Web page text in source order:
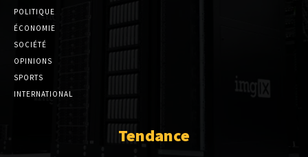
POLITIQUE
ÉCONOMIE
SOCIÉTÉ
OPINIONS
SPORTS
INTERNATIONAL
Tendance